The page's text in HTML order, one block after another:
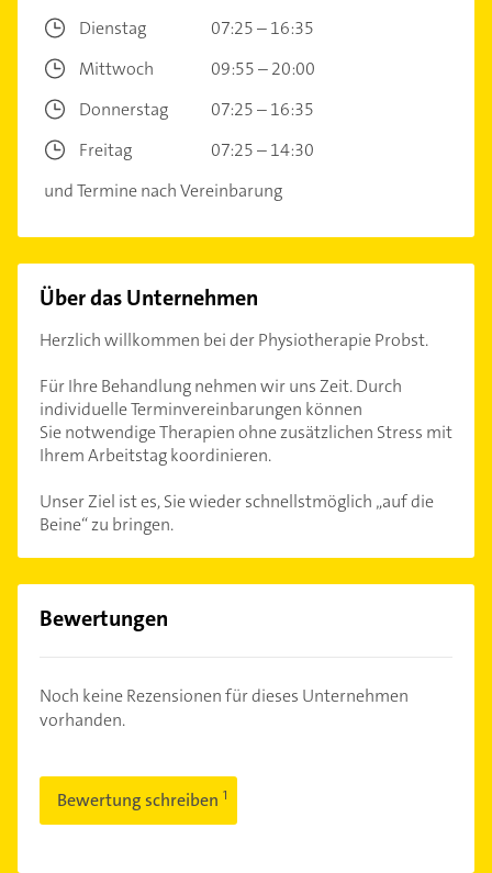
Dienstag
07:25 – 16:35
Mittwoch
09:55 – 20:00
Donnerstag
07:25 – 16:35
Freitag
07:25 – 14:30
und Termine nach Vereinbarung
Über das Unternehmen
Herzlich willkommen bei der Physiotherapie Probst.
Für Ihre Behandlung nehmen wir uns Zeit. Durch
individuelle Terminvereinbarungen können
Sie notwendige Therapien ohne zusätzlichen Stress mit
Ihrem Arbeitstag koordinieren.
Unser Ziel ist es, Sie wieder schnellstmöglich „auf die
Beine“ zu bringen.
Bewertungen
Noch keine Rezensionen für dieses Unternehmen
vorhanden.
Bewertung schreiben